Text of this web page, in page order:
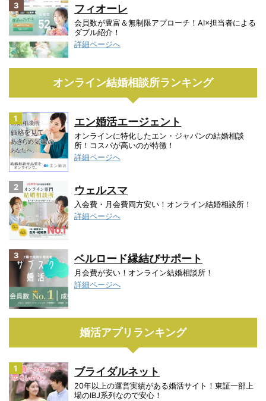
3 フィオーレ
会員数が豊富＆無制限アプローチ！AI×担当者による
ダブル紹介！
詳細ページへ
オンライン結婚相談所ランキング
1 エン婚活エージェント
オンラインに特化したエン・ジャパンの結婚相談
所！コスパが高いのが特徴！
詳細ページへ
2 ウェルスマ
入会費・月会費両方安い！オンライン結婚相談所！
詳細ページへ
3 ベルロード縁結びサポート
月会費が安い！オンライン結婚相談所！
詳細ページへ
婚活アプリランキング
1 ブライダルネット
20年以上の運営実績がある婚活サイト！東証一部上
場のIBJ系列なので安心！